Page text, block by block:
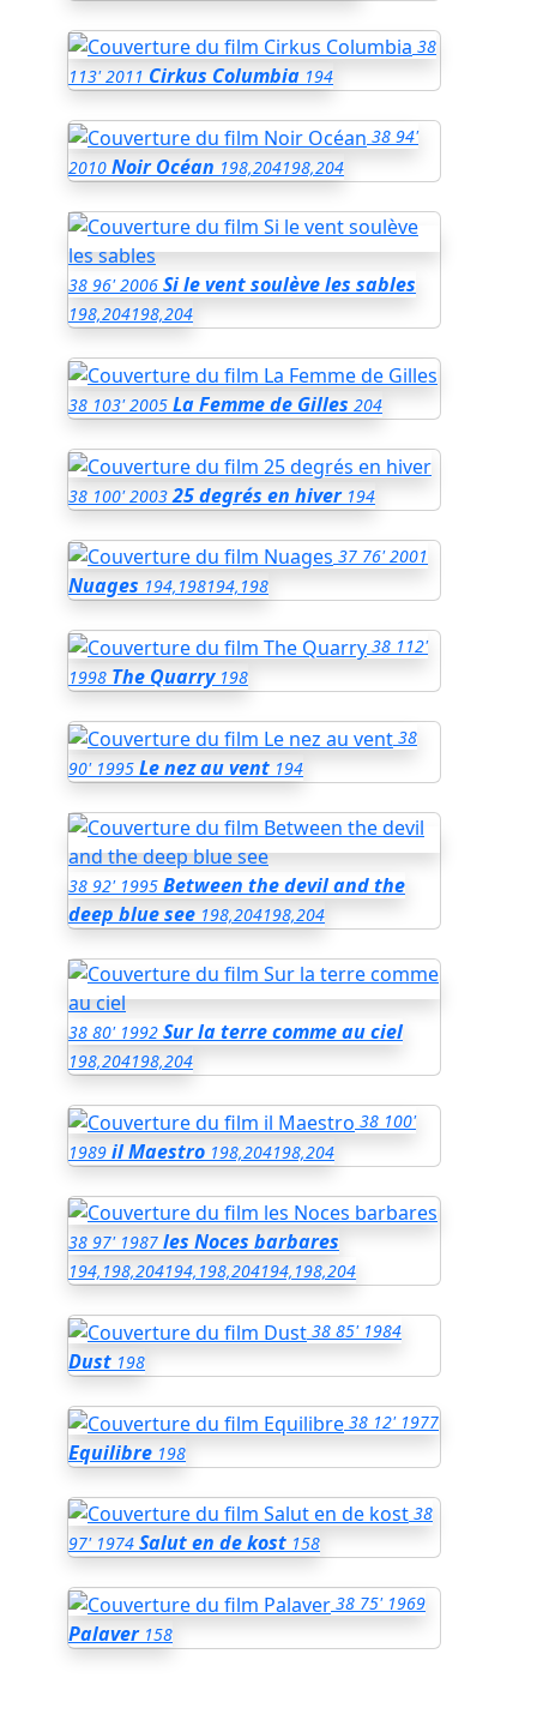
38
113' 2011 Cirkus Columbia 194
38 94'
2010 Noir Océan 198,204198,204
38 96' 2006 Si le vent soulève les sables
198,204198,204
38 103' 2005 La Femme de Gilles 204
38 100' 2003 25 degrés en hiver 194
37 76' 2001
Nuages 194,198194,198
38 112'
1998 The Quarry 198
38
90' 1995 Le nez au vent 194
38 92' 1995 Between the devil and the
deep blue see 198,204198,204
38 80' 1992 Sur la terre comme au ciel
198,204198,204
38 100'
1989 il Maestro 198,204198,204
38 97' 1987 les Noces barbares
194,198,204194,198,204194,198,204
38 85' 1984
Dust 198
38 12' 1977
Equilibre 198
38
97' 1974 Salut en de kost 158
38 75' 1969
Palaver 158